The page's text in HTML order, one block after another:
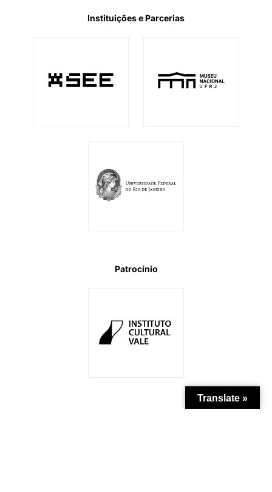
Instituições e Parcerias
Patrocínio
Translate »